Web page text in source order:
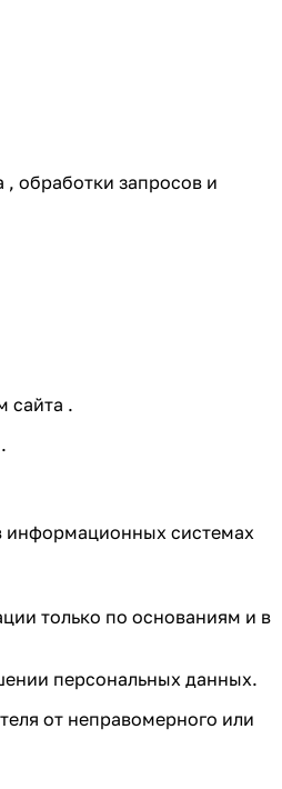
, обработки запросов и
сайта .
информационных системах
только по основаниям и в
персональных данных.
от неправомерного или